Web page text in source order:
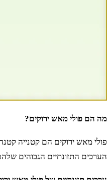
מה הם פולי מאש ירוקים?
פולי מאש ירוקים הם קטנייה
הערכים התזונתיים הגבוהים